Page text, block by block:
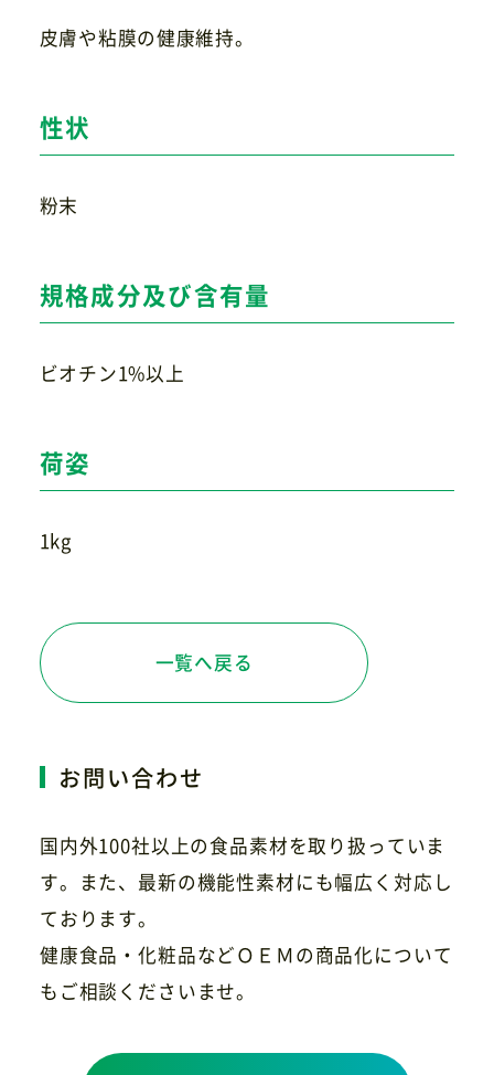
皮膚や粘膜の健康維持。
性状
粉末
規格成分及び含有量
ビオチン1%以上
荷姿
1kg
一覧へ戻る
お問い合わせ
国内外100社以上の食品素材を取り扱っていま
す。また、最新の機能性素材にも幅広く対応し
ております。
健康食品・化粧品などＯＥＭの商品化について
もご相談くださいませ。